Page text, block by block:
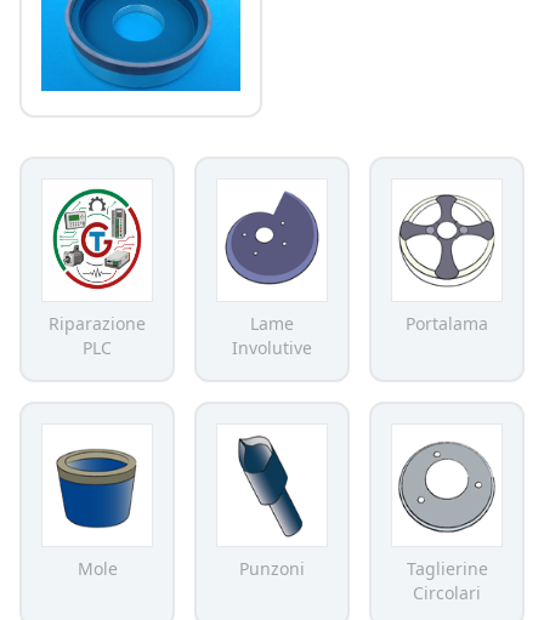
Riparazione
PLC
Lame
Involutive
Portalama
Mole Punzoni
Taglierine
Circolari